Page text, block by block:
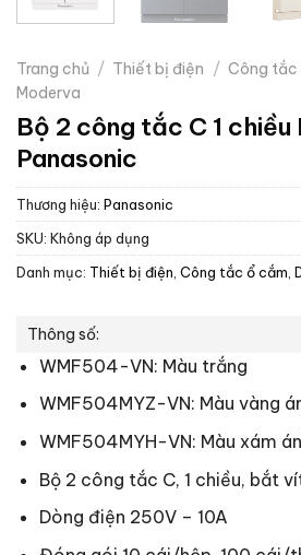
Trang chủ / Thiết bị điện / Công tắc
Moderva
Bộ 2 công tắc C 1
Panasonic
Thương hiệu: Panasonic
SKU: Không áp dụng
Danh mục: Thiết bị điện Công tắc ổ cắm
Thông số:
WMF504-VN: Màu trắng
WMF504MYZ-VN: Màu vàng
WMF504MYH-VN: Màu xám
Bộ 2 công tắc C, 1 chiều, bắt
Dòng điện 250V – 10A